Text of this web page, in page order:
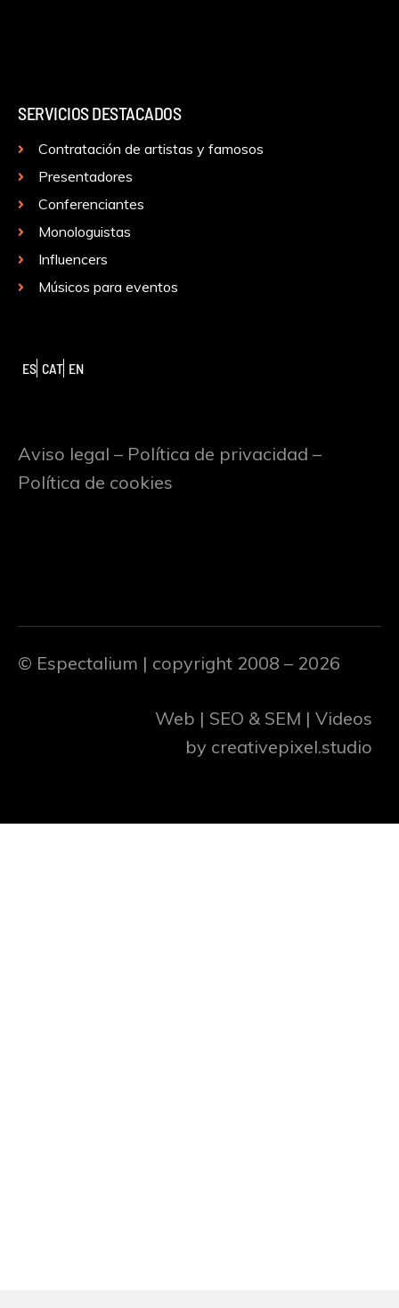
SERVICIOS DESTACADOS
Contratación de artistas y famosos
Presentadores
Conferenciantes
Monologuistas
Influencers
Músicos para eventos
ES CAT EN
Aviso legal – Política de privacidad –
Política de cookies
© Espectalium | copyright 2008 – 2026
Web | SEO & SEM | Videos
by creativepixel.studio